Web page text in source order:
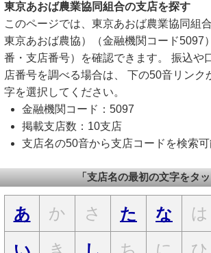
東京あおば農業協同組合の支店を探す
このページでは、東京あおば農業協同組
東京あおば農協）（金融機関コード5097
番・支店番号）を確認できます。 振込や
店番号を調べる場合は、 下の50音リンク
字を選択してください。
金融機関コード：5097
掲載支店数：10支店
支店名の50音から支店コードを検索
「支店名の最初の文字をタッ
あ か さ た な は
き ち に ひ